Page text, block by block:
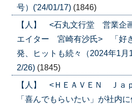
号）('24/01/17) (1846)
【人】 <石丸文行堂 営業企
エイター 宮崎有沙氏> 「好
発、ヒットも続々（2024年1月
2/26) (1845)
【人】 <ＨＥＡＶＥＮ Ｊ
「喜んでもらいたい」が社内